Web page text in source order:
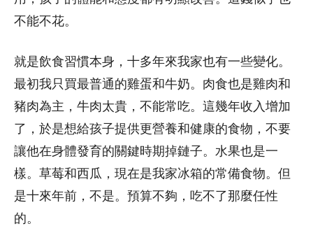
不能不花。
就是飲食習慣本身，十多年來我家也有一些變化。
最初我只買最普通的雞蛋和牛奶。肉食也是雞肉和
豬肉為主，牛肉太貴，不能常吃。這幾年收入增加
了，於是想給孩子提供更營養和健康的食物，不要
讓他在身體發育的關鍵時期掉鏈子。水果也是一
樣。草莓和西瓜，現在是我家冰箱的常備食物。但
是十來年前，不是。預算不夠，吃不了那麼任性
的。